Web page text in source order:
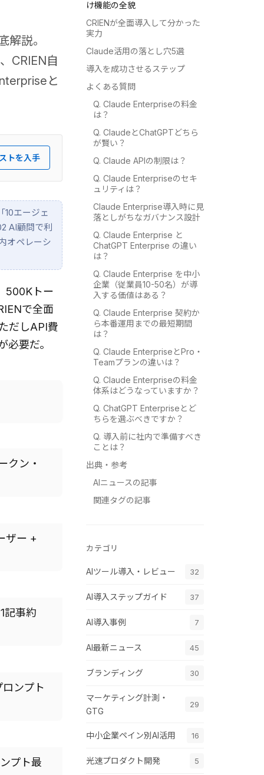
説。
CRIEN自
と
トを入手
エージェ
AI顧問で利
オペレーシ
500Kトー
で全面
だしAPI費
要だ。
クン・
ザー +
記事約
ンプト
プト最
け機能の全貌
CRIENが全面導入して分かった
実力
Claude活用の落とし穴5選
導入を成功させるステップ
よくある質問
Q. Claude Enterpriseの料金
は？
Q. ClaudeとChatGPTどちら
が賢い？
Q. Claude APIの制限は？
Q. Claude Enterpriseのセキ
ュリティは？
Claude Enterprise導入時に見
落としがちなガバナンス設計
Q. Claude Enterprise と
ChatGPT Enterprise の違い
は？
Q. Claude Enterprise を中小
企業（従業員10-50名）が導
入する価値はある？
Q. Claude Enterprise 契約か
ら本番運用までの最短期間
は？
Q. Claude EnterpriseとPro・
Teamプランの違いは？
Q. Claude Enterpriseの料金
体系はどうなっていますか？
Q. ChatGPT Enterpriseとど
ちらを選ぶべきですか？
Q. 導入前に社内で準備すべき
ことは？
出典・参考
AIニュースの記事
関連タグの記事
カテゴリ
AIツール導入・レビュー 32
AI導入ステップガイド 37
AI導入事例 7
AI最新ニュース 45
ブランディング 30
マーケティング計測・
GTG
29
中小企業ペイン別AI活用 16
光速プロダクト開発 5